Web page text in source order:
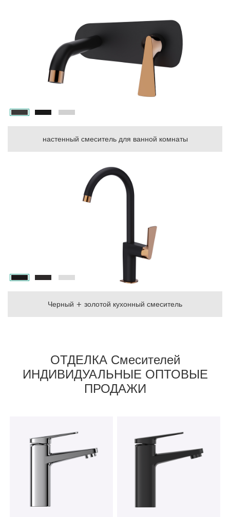
настенный смеситель для ванной комнаты
Черный + золотой кухонный смеситель
ОТДЕЛКА Смесителей
ИНДИВИДУАЛЬНЫЕ ОПТОВЫЕ
ПРОДАЖИ